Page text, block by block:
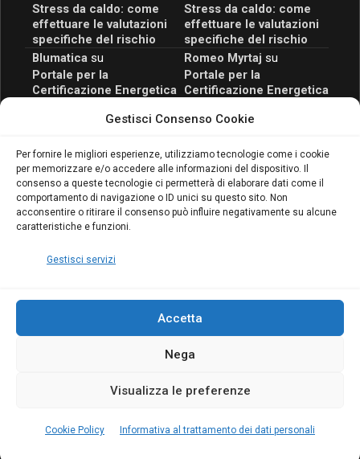
Gestisci Consenso Cookie
Per fornire le migliori esperienze, utilizziamo tecnologie come i cookie
per memorizzare e/o accedere alle informazioni del dispositivo. Il
consenso a queste tecnologie ci permetterà di elaborare dati come il
comportamento di navigazione o ID unici su questo sito. Non
acconsentire o ritirare il consenso può influire negativamente su alcune
caratteristiche e funzioni.
Gestisci servizi
Accetta
Nega
Visualizza le preferenze
Cookie Policy Informativa al trattamento dei dati personali
Stress da caldo: come
effettuare le valutazioni
specifiche del rischio
Stress da caldo: come
effettuare le valutazioni
specifiche del rischio
Blumaticasu
Portale per la
Certificazione Energetica
scopri il Corso Blumatica
Romeo Myrtaj su
Portale per la
Certificazione Energetica
scopri il Corso Blumatica
Blumaticasu
Coordinatore della
Sicurezza: cosa è
richiesto per abilitazione
e aggiornamento
Copyright Blumatica
MENU